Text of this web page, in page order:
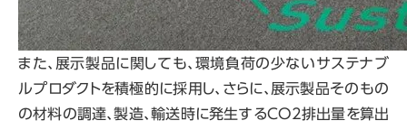
また、展示製品に関しても、環境負荷の少ないサステナブ
ルプロダクトを積極的に採用し、さらに、展示製品そのもの
の材料の調達、製造、輸送時に発生するCO2排出量を算出